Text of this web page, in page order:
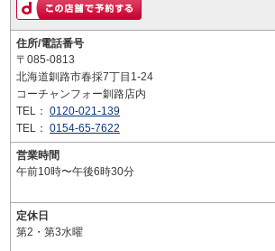
住所/電話番号
〒085-0813
北海道釧路市春採7丁目1-24
コーチャンフォー釧路店内
TEL： 0120-021-139
TEL： 0154-65-7622
営業時間
午前10時〜午後6時30分
定休日
第2・第3水曜